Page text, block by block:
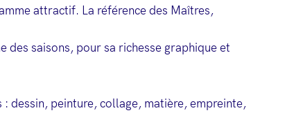
attractif. La référence des Maîtres,
saisons, pour sa richesse graphique et
dessin, peinture, collage, matière, empreinte,